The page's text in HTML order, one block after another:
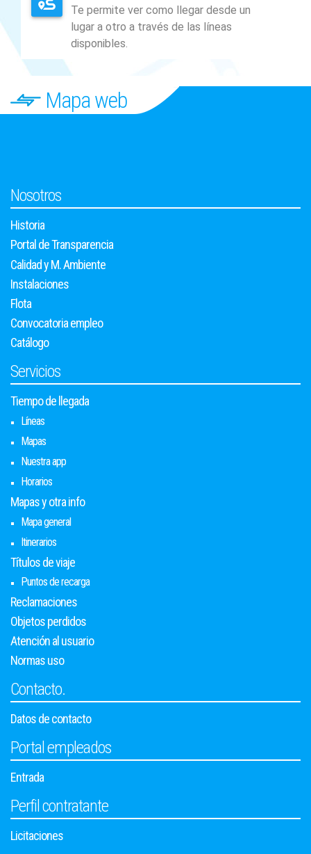
Mapa web
Nosotros
Historia
Portal de Transparencia
Calidad y M. Ambiente
Instalaciones
Flota
Convocatoria empleo
Catálogo
Servicios
Tiempo de llegada
Líneas
Mapas
Nuestra app
Horarios
Mapas y otra info
Mapa general
Itinerarios
Títulos de viaje
Puntos de recarga
Reclamaciones
Objetos perdidos
Atención al usuario
Normas uso
Contacto.
Datos de contacto
Portal empleados
Entrada
Perfil contratante
Licitaciones